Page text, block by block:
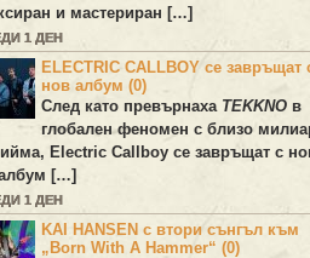
и мастериран […]
1 ДЕН
ELECTRIC CALLBOY се завръщат
нов албум (0)
След като превърнаха TEKKNO в
глобален феномен с близо
Electric Callboy се завръщат с
[…]
1 ДЕН
KAI HANSEN с втори сънгъл към
„Born With A Hammer“ (0)